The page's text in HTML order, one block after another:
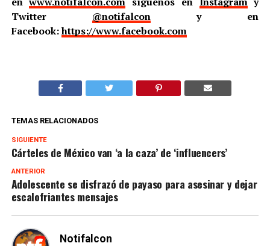
Twitter @notifalcony en
Facebook:https://www.facebook.com
TEMAS RELACIONADOS
SIGUIENTE
Cárteles de México van ‘a la caza’ de ‘influencers’
ANTERIOR
Adolescente se disfrazó de payaso para asesinar y dejar
escalofriantes mensajes
Notifalcon